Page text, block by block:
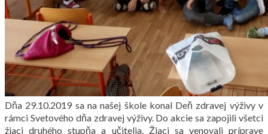
Dňa 29.10.2019 sa na našej škole konal Deň zdravej výživy v
rámci Svetového dňa zdravej výživy. Do akcie sa zapojili všetci
žiaci druhého stupňa a učitelia. Žiaci sa venovali príprave